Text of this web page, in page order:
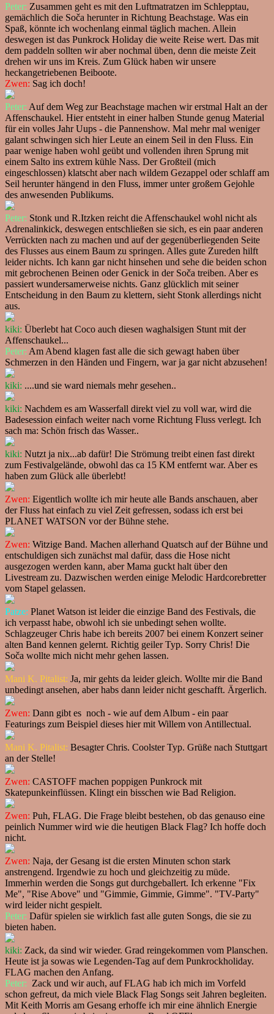
Peter: Zusammen geht es mit den Luftmatratzen im Schlepptau,
gemächlich die Soča herunter in Richtung Beachstage. Was ein
Spaß, könnte ich wochenlang einmal täglich machen. Allein
deswegen ist das Punkrock Holiday die weite Reise wert. Das mit
dem paddeln sollten wir aber nochmal üben, denn die meiste Zeit
drehen wir uns im Kreis. Zum Glück haben wir unsere
heckangetriebenen Beiboote.
Zwen: Sag ich doch!
Peter: Auf dem Weg zur Beachstage machen wir erstmal Halt an der
Affenschaukel. Hier entsteht in einer halben Stunde genug Material
für ein volles Jahr Uups - die Pannenshow. Mal mehr mal weniger
galant schwingen sich hier Leute an einem Seil in den Fluss. Ein
paar wenige haben wohl geübt und vollenden ihren Sprung mit
einem Salto ins extrem kühle Nass. Der Großteil (mich
eingeschlossen) klatscht aber nach wildem Gezappel oder schlaff am
Seil herunter hängend in den Fluss, immer unter großem Gejohle
des anwesenden Publikums.
Peter: Stonk und R.Itzken reicht die Affenschaukel wohl nicht als
Adrenalinkick, deswegen entschließen sie sich, es ein paar anderen
Verrückten nach zu machen und auf der gegenüberliegenden Seite
des Flusses aus einem Baum zu springen. Alles gute Zureden hilft
leider nichts. Ich kann gar nicht hinsehen und sehe die beiden schon
mit gebrochenen Beinen oder Genick in der Soča treiben. Aber es
passiert wundersamerweise nichts. Ganz glücklich mit seiner
Entscheidung in den Baum zu klettern, sieht Stonk allerdings nicht
aus.
kiki: Überlebt hat Coco auch diesen waghalsigen Stunt mit der
Affenschaukel...
Peter: Am Abend klagen fast alle die sich gewagt haben über
Schmerzen in den Händen und Fingern, war ja gar nicht abzusehen!
kiki: ....und sie ward niemals mehr gesehen..
kiki: Nachdem es am Wasserfall direkt viel zu voll war, wird die
Badesession einfach weiter nach vorne Richtung Fluss verlegt. Ich
sach ma: Schön frisch das Wasser..
kiki: Nutzt ja nix...ab dafür! Die Strömung treibt einen fast direkt
zum Festivalgelände, obwohl das ca 15 KM entfernt war. Aber es
haben zum Glück alle überlebt!
Zwen: Eigentlich wollte ich mir heute alle Bands anschauen, aber
der Fluss hat einfach zu viel Zeit gefressen, sodass ich erst bei
PLANET WATSON vor der Bühne stehe.
Zwen: Witzige Band. Machen allerhand Quatsch auf der Bühne und
entschuldigen sich zunächst mal dafür, dass die Hose nicht
ausgezogen werden kann, aber Mama guckt halt über den
Livestream zu. Dazwischen werden einige Melodic Hardcorebretter
vom Stapel gelassen.
Patze: Planet Watson ist leider die einzige Band des Festivals, die
ich verpasst habe, obwohl ich sie unbedingt sehen wollte.
Schlagzeuger Chris habe ich bereits 2007 bei einem Konzert seiner
alten Band kennen gelernt. Richtig geiler Typ. Sorry Chris! Die
Soča wollte mich nicht mehr gehen lassen.
Mani K. Pitalist: Ja, mir gehts da leider gleich. Wollte mir die Band
unbedingt ansehen, aber habs dann leider nicht geschafft. Ärgerlich.
Zwen: Dann gibt es noch - wie auf dem Album - ein paar
Featurings zum Beispiel dieses hier mit Willem von Antillectual.
Mani K. Pitalist: Besagter Chris. Coolster Typ. Grüße nach Stuttgart
an der Stelle!
Zwen: CASTOFF machen poppigen Punkrock mit
Skatepunkeinflüssen. Klingt ein bisschen wie Bad Religion.
Zwen: Puh, FLAG. Die Frage bleibt bestehen, ob das genauso eine
peinlich Nummer wird wie die heutigen Black Flag? Ich hoffe doch
nicht.
Zwen: Naja, der Gesang ist die ersten Minuten schon stark
anstrengend. Irgendwie zu hoch und gleichzeitig zu müde.
Immerhin werden die Songs gut durchgeballert. Ich erkenne "Fix
Me", "Rise Above" und "Gimmie, Gimmie, Gimme". "TV-Party"
wird leider nicht gespielt.
Peter: Dafür spielen sie wirklich fast alle guten Songs, die sie zu
bieten haben.
kiki: Zack, da sind wir wieder. Grad reingekommen vom Planschen.
Heute ist ja sowas wie Legenden-Tag auf dem Punkrockholiday.
FLAG machen den Anfang.
Peter: Zack und wir auch, auf FLAG hab ich mich im Vorfeld
schon gefreut, da mich viele Black Flag Songs seit Jahren begleiten.
Mit Keith Morris am Gesang erhoffe ich mir eine ähnlich Energie